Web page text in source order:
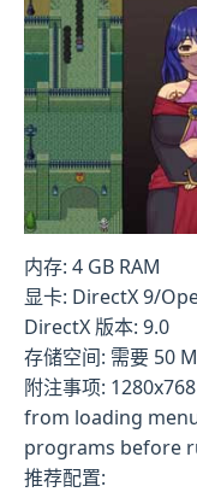
内存: 4 GB RAM
显卡: DirectX 9/
DirectX 版本: 9.0
存储空间: 需要 50
附注事项:
from loading
programs before
推荐配置: